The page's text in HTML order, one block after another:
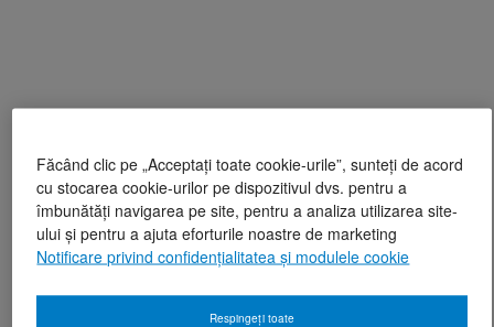
Făcând clic pe „Acceptați toate cookie-urile”, sunteți de acord
cu stocarea cookie-urilor pe dispozitivul dvs. pentru a
îmbunătăți navigarea pe site, pentru a analiza utilizarea site-
ului și pentru a ajuta eforturile noastre de marketing
Notificare privind confidențialitatea și modulele cookie
Respingeți toate